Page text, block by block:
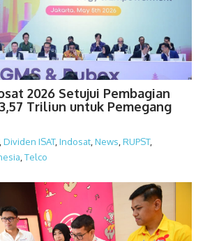
2026 Setujui Pembagian
Triliun untuk Pemegang
Dividen ISAT, Indosat News RUPST,
Telco